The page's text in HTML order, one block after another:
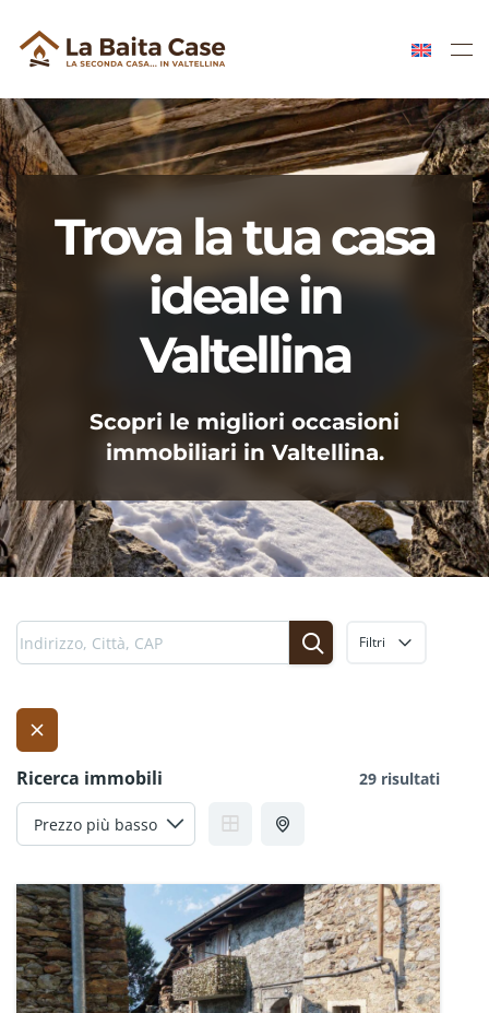
Skip to main content
Trova la tua casa
ideale in
Valtellina
Scopri le migliori occasioni
immobiliari in Valtellina.
Filtri
Ricerca immobili 29 risultati